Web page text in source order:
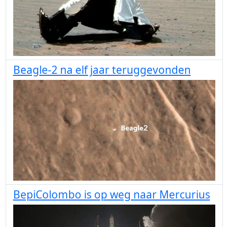
Beagle-2 na elf jaar teruggevonden
BepiColombo is op weg naar Mercurius